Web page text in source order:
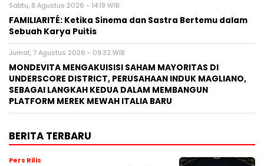
Sabtu, 8 Agustus 2026 - 14:19 WIB
FAMILIARITÉ: Ketika Sinema dan Sastra Bertemu dalam
Sebuah Karya Puitis
Jumat, 7 Agustus 2026 - 09:32 WIB
MONDEVITA MENGAKUISISI SAHAM MAYORITAS DI
UNDERSCORE DISTRICT, PERUSAHAAN INDUK MAGLIANO,
SEBAGAI LANGKAH KEDUA DALAM MEMBANGUN
PLATFORM MEREK MEWAH ITALIA BARU
BERITA TERBARU
Pers Rilis